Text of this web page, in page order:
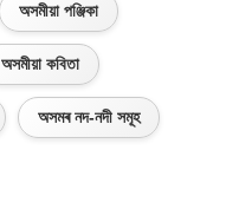
অসমীয়া পঞ্জিকা
অসমীয়া কবিতা
অসমৰ নদ-নদী সমূহ